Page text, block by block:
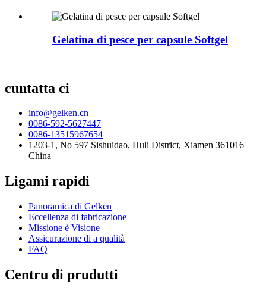
Gelatina di pesce per capsule Softgel
cuntatta ci
info@gelken.cn
0086-592-5627447
0086-13515967654
1203-1, No 597 Sishuidao, Huli District, Xiamen 361016
China
Ligami rapidi
Panoramica di Gelken
Eccellenza di fabricazione
Missione è Visione
Assicurazione di a qualità
FAQ
Centru di prudutti